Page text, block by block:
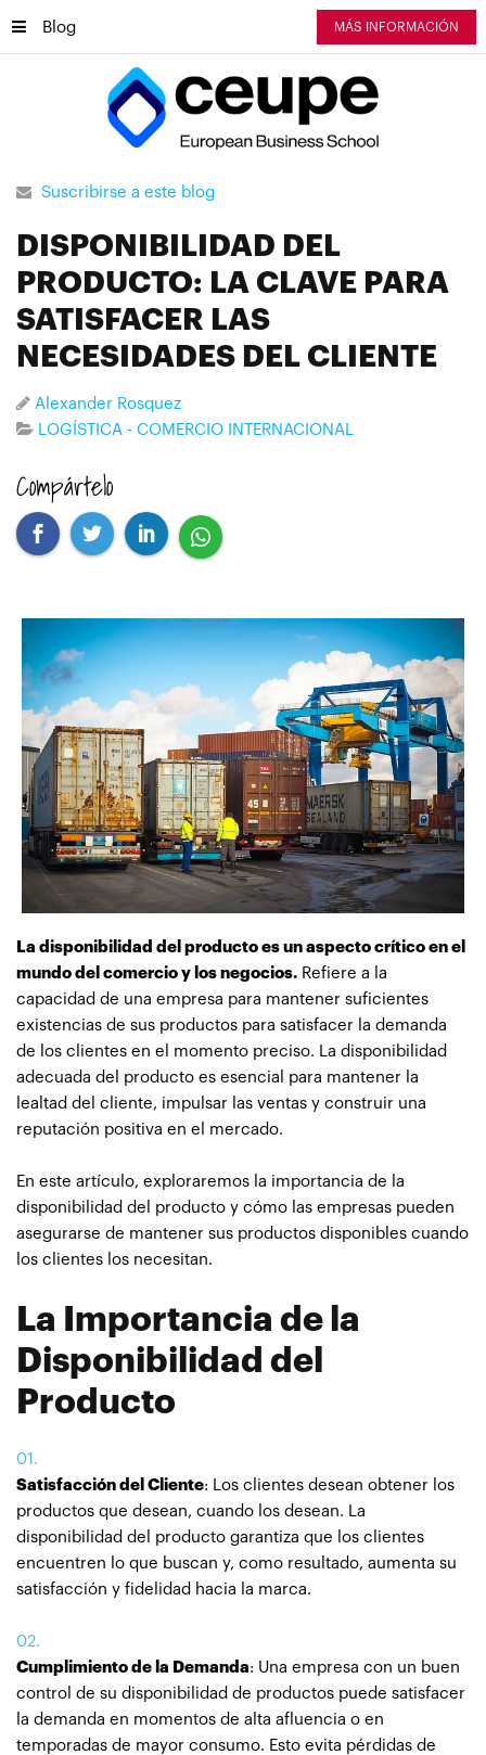
Blog MÁS INFORMACIÓN
Suscribirse a este blog
DISPONIBILIDAD DEL
PRODUCTO: LA CLAVE PARA
SATISFACER LAS
NECESIDADES DEL CLIENTE
Alexander Rosquez
LOGÍSTICA - COMERCIO INTERNACIONAL
Compártelo
La disponibilidad del producto es un aspecto crítico en el
mundo del comercio y los negocios. Refiere a la
capacidad de una empresa para mantener suficientes
existencias de sus productos para satisfacer la demanda
de los clientes en el momento preciso. La disponibilidad
adecuada del producto es esencial para mantener la
lealtad del cliente, impulsar las ventas y construir una
reputación positiva en el mercado.
En este artículo, exploraremos la importancia de la
disponibilidad del producto y cómo las empresas pueden
asegurarse de mantener sus productos disponibles cuando
los clientes los necesitan.
La Importancia de la
Disponibilidad del
Producto
Satisfacción del Cliente: Los clientes desean obtener los
productos que desean, cuando los desean. La
disponibilidad del producto garantiza que los clientes
encuentren lo que buscan y, como resultado, aumenta su
satisfacción y fidelidad hacia la marca.
Cumplimiento de la Demanda: Una empresa con un buen
control de su disponibilidad de productos puede satisfacer
la demanda en momentos de alta afluencia o en
temporadas de mayor consumo. Esto evita pérdidas de